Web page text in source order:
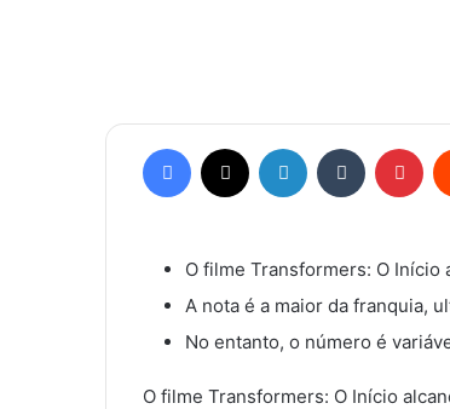
Facebook Linkedin Tumblr
O filme Transformers: O Início
A nota é a maior da franquia,
No entanto, o número é
O filme Transformers: O Início